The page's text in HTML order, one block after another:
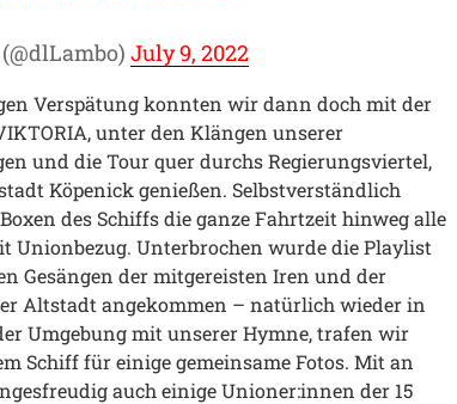
July 9, 2022
Verspätung konnten wir dann doch mit der
unter den Klängen unserer
und die Tour quer durchs Regierungsviertel,
Köpenick genießen. Selbstverständlich
des Schiffs die ganze Fahrtzeit hinweg alle
Unionbezug. Unterbrochen wurde die Playlist
Gesängen der mitgereisten Iren und der
Altstadt angekommen – natürlich wieder in
Umgebung mit unserer Hymne, trafen wir
Schiff für einige gemeinsame Fotos. Mit an
auch einige Unioner:innen der 15